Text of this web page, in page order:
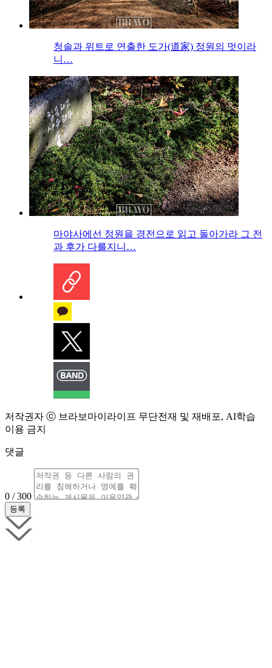
청솔과 위트로 연출한 도가(道家) 정원의 멋이라
니…
마야사에선 정원을 경전으로 읽고 돌아가라 그 전
과 후가 다를지니…
저작권자 ⓒ 브라보마이라이프 무단전재 및 재배포, AI학습
이용 금지
댓글
0 / 300